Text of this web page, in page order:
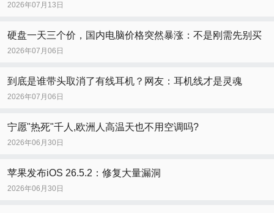
2026年07月13日
硬盘一天三个价，国内电脑价格突然暴涨：不是刚需先别买
2026年07月06日
到底是谁带头取消了有线耳机？网友：耳机线才是灵魂
2026年07月06日
宁愿"热死"千人,欧洲人高温天也不用空调吗?
2026年06月30日
苹果发布iOS 26.5.2：修复大量漏洞
2026年06月30日